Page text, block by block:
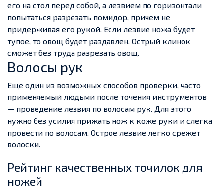
его на стол перед собой, а лезвием по горизонтали
попытаться разрезать помидор, причем не
придерживая его рукой. Если лезвие ножа будет
тупое, то овощ будет раздавлен. Острый клинок
сможет без труда разрезать овощ.
Волосы рук
Еще один из возможных способов проверки, часто
применяемый людьми после точения инструментов
— проведение лезвия по волосам рук. Для этого
нужно без усилия прижать нож к коже руки и слегка
провести по волосам. Острое лезвие легко срежет
волоски.
Рейтинг качественных точилок для
ножей